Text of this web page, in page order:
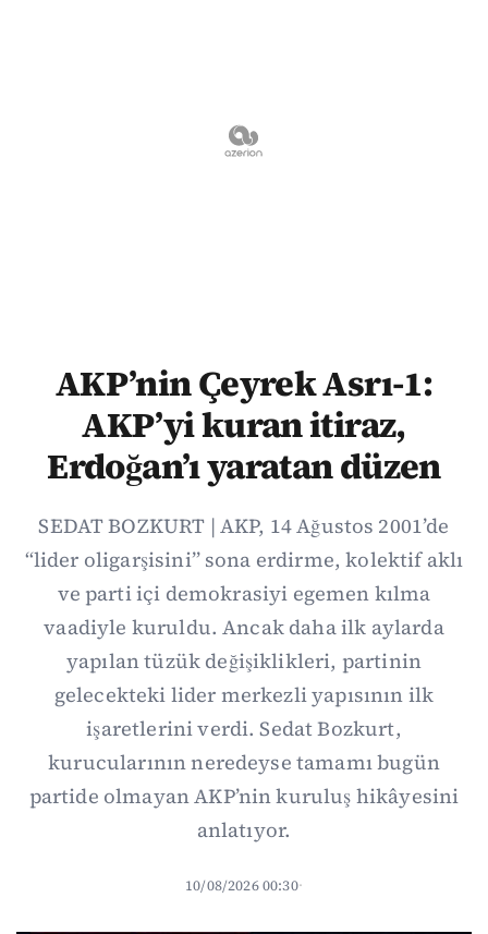
AKP’nin Çeyrek Asrı-1:
AKP’yi kuran itiraz,
Erdoğan’ı yaratan düzen
SEDAT BOZKURT | AKP, 14 Ağustos 2001’de
“lider oligarşisini” sona erdirme, kolektif aklı
ve parti içi demokrasiyi egemen kılma
vaadiyle kuruldu. Ancak daha ilk aylarda
yapılan tüzük değişiklikleri, partinin
gelecekteki lider merkezli yapısının ilk
işaretlerini verdi. Sedat Bozkurt,
kurucularının neredeyse tamamı bugün
partide olmayan AKP’nin kuruluş hikâyesini
anlatıyor.
10/08/2026 00:30·